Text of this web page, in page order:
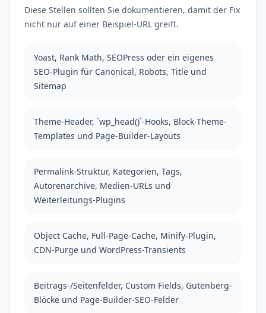
Diese Stellen sollten Sie dokumentieren, damit der Fix
nicht nur auf einer Beispiel-URL greift.
Yoast, Rank Math, SEOPress oder ein eigenes
SEO-Plugin für Canonical, Robots, Title und
Sitemap
Theme-Header, `wp_head()`-Hooks, Block-Theme-
Templates und Page-Builder-Layouts
Permalink-Struktur, Kategorien, Tags,
Autorenarchive, Medien-URLs und
Weiterleitungs-Plugins
Object Cache, Full-Page-Cache, Minify-Plugin,
CDN-Purge und WordPress-Transients
Beitrags-/Seitenfelder, Custom Fields, Gutenberg-
Blöcke und Page-Builder-SEO-Felder